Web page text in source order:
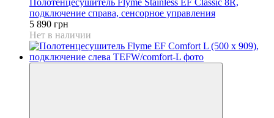
подключение справа, сенсорное управления
5 890 грн
Нет в наличии